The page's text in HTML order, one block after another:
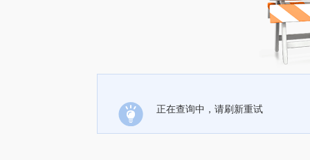
正在查询中，请刷新重试